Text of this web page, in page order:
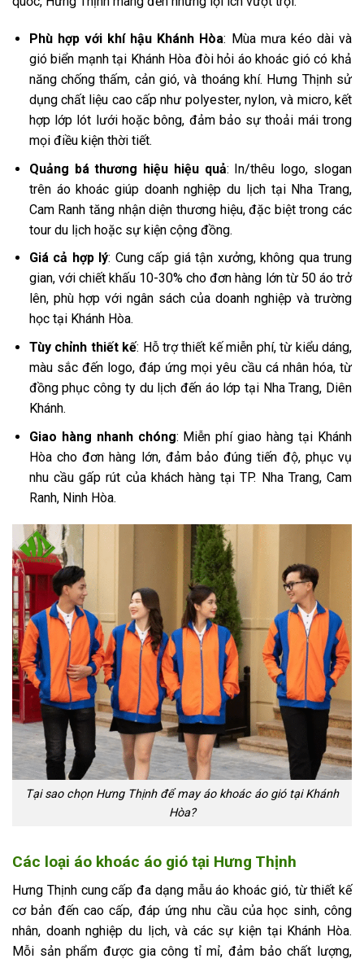
Phù hợp với khí hậu Khánh Hòa: Mùa mưa kéo dài và
gió biển mạnh tại Khánh Hòa đòi hỏi áo khoác gió có khả
năng chống thấm, cản gió, và thoáng khí. Hưng Thịnh sử
dụng chất liệu cao cấp như polyester, nylon, và micro, kết
hợp lớp lót lưới hoặc bông, đảm bảo sự thoải mái trong
mọi điều kiện thời tiết.
Quảng bá thương hiệu hiệu quả: In/thêu logo, slogan
trên áo khoác giúp doanh nghiệp du lịch tại Nha Trang,
Cam Ranh tăng nhận diện thương hiệu, đặc biệt trong các
tour du lịch hoặc sự kiện cộng đồng.
Giá cả hợp lý: Cung cấp giá tận xưởng, không qua trung
gian, với chiết khấu 10-30% cho đơn hàng lớn từ 50 áo trở
lên, phù hợp với ngân sách của doanh nghiệp và trường
học tại Khánh Hòa.
Tùy chỉnh thiết kế: Hỗ trợ thiết kế miễn phí, từ kiểu dáng,
màu sắc đến logo, đáp ứng mọi yêu cầu cá nhân hóa, từ
đồng phục công ty du lịch đến áo lớp tại Nha Trang, Diên
Khánh.
Giao hàng nhanh chóng: Miễn phí giao hàng tại Khánh
Hòa cho đơn hàng lớn, đảm bảo đúng tiến độ, phục vụ
nhu cầu gấp rút của khách hàng tại TP. Nha Trang, Cam
Ranh, Ninh Hòa.
Tại sao chọn Hưng Thịnh để may áo khoác áo gió tại Khánh
Hòa?
Các loại áo khoác áo gió tại Hưng Thịnh
Hưng Thịnh cung cấp đa dạng mẫu áo khoác gió, từ thiết kế
cơ bản đến cao cấp, đáp ứng nhu cầu của học sinh, công
nhân, doanh nghiệp du lịch, và các sự kiện tại Khánh Hòa.
Mỗi sản phẩm được gia công tỉ mỉ, đảm bảo chất lượng,